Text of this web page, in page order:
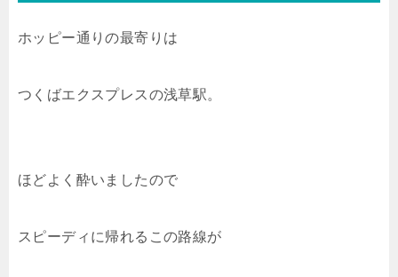
ホッピー通りの最寄りは
つくばエクスプレスの浅草駅。
ほどよく酔いましたので
スピーディに帰れるこの路線が